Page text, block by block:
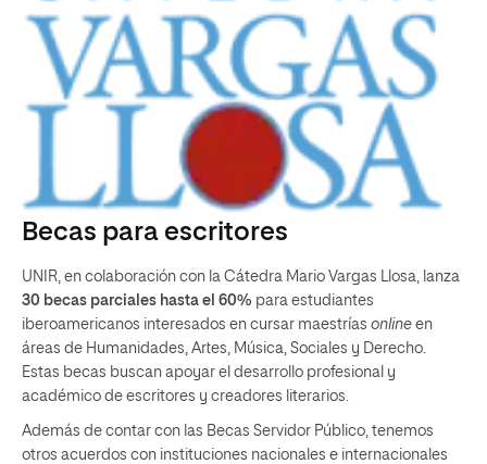
Becas para escritores
UNIR, en colaboración con la Cátedra Mario Vargas Llosa, lanza
30 becas parciales hasta el 60% para estudiantes
iberoamericanos interesados en cursar maestrías online en
áreas de Humanidades, Artes, Música, Sociales y Derecho.
Estas becas buscan apoyar el desarrollo profesional y
académico de escritores y creadores literarios.
Además de contar con las Becas Servidor Público, tenemos
otros acuerdos con instituciones nacionales e internacionales